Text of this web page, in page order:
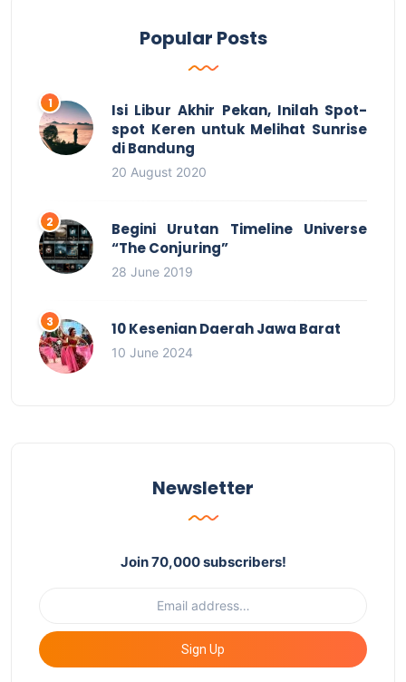
Popular Posts
Isi Libur Akhir Pekan, Inilah Spot-
spot Keren untuk Melihat Sunrise
di Bandung
20 August 2020
Begini Urutan Timeline Universe
“The Conjuring”
28 June 2019
10 Kesenian Daerah Jawa Barat
10 June 2024
Newsletter
Join 70,000 subscribers!
Sign Up